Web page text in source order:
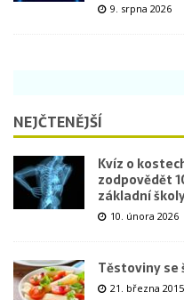
9. srpna 2026
NEJČTENĚJŠÍ
Kvíz o
zodpovědět
základní
10. února 2026
Těstoviny se
21. března 2015